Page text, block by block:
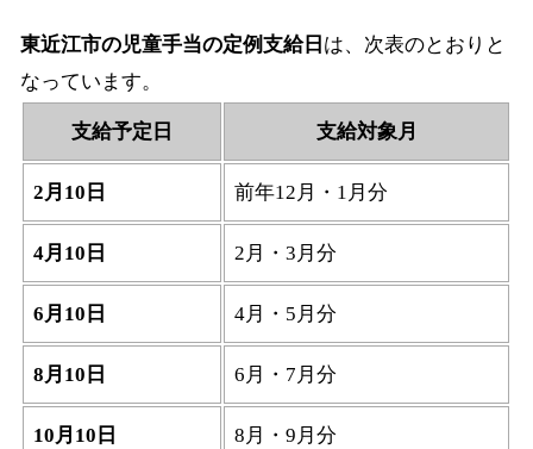
東近江市の児童手当の定例支給日 は、次表のとおりと
なっています。
支給予定日 支給対象月
2月10日 前年12月・1月分
4月10日 2月・3月分
6月10日 4月・5月分
8月10日 6月・7月分
10月10日 8月・9月分